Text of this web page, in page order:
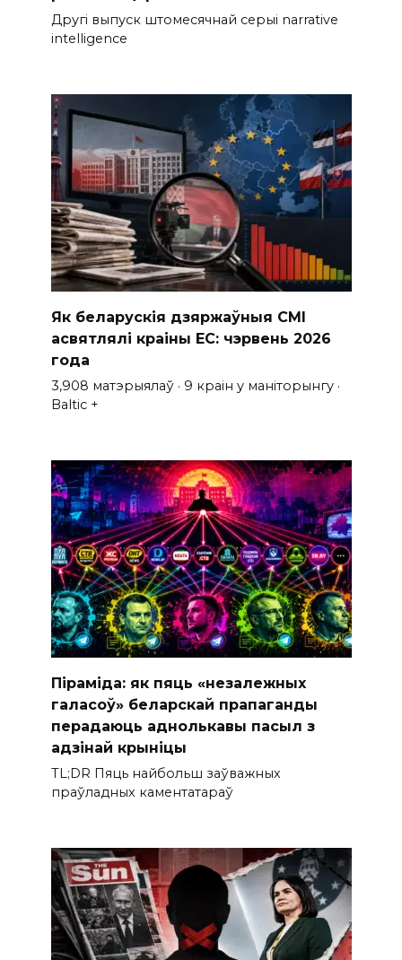
Другі выпуск штомесячнай серыі narrative
intelligence
Як беларускія дзяржаўныя СМІ
асвятлялі краіны ЕС: чэрвень 2026
года
3,908 матэрыялаў · 9 краін у маніторынгу ·
Baltic +
Піраміда: як пяць «незалежных
галасоў» беларскай прапаганды
перадаюць аднолькавы пасыл з
адзінай крыніцы
TL;DR Пяць найбольш заўважных
праўладных каментатараў